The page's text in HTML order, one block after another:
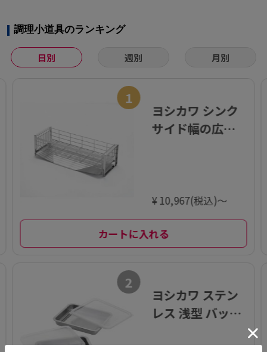
調理小道具のランキング
日別 週別 月別
1
ヨシカワ シンク
サイド幅の広が
¥ 10,967(税込)～
カートに入れる
2
ヨシカワ ステン
レス 浅型 バット
2 アミ×1 日本製